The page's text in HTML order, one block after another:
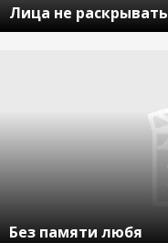
Лица не раскрывать
Без памяти любя